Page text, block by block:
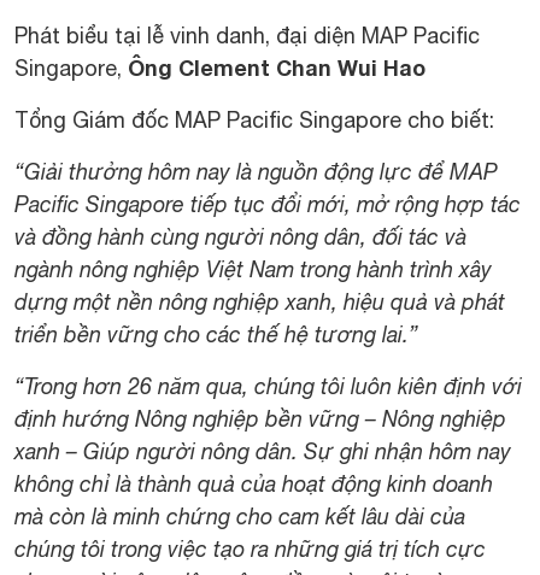
Phát biểu tại lễ vinh danh, đại diện MAP Pacific
Singapore, Ông Clement Chan Wui Hao
Tổng Giám đốc MAP Pacific Singapore cho biết:
“Giải thưởng hôm nay là nguồn động lực để MAP
Pacific Singapore tiếp tục đổi mới, mở rộng hợp tác
và đồng hành cùng người nông dân, đối tác và
ngành nông nghiệp Việt Nam trong hành trình xây
dựng một nền nông nghiệp xanh, hiệu quả và phát
triển bền vững cho các thế hệ tương lai.”
“Trong hơn 26 năm qua, chúng tôi luôn kiên định với
định hướng Nông nghiệp bền vững – Nông nghiệp
xanh – Giúp người nông dân. Sự ghi nhận hôm nay
không chỉ là thành quả của hoạt động kinh doanh
mà còn là minh chứng cho cam kết lâu dài của
chúng tôi trong việc tạo ra những giá trị tích cực